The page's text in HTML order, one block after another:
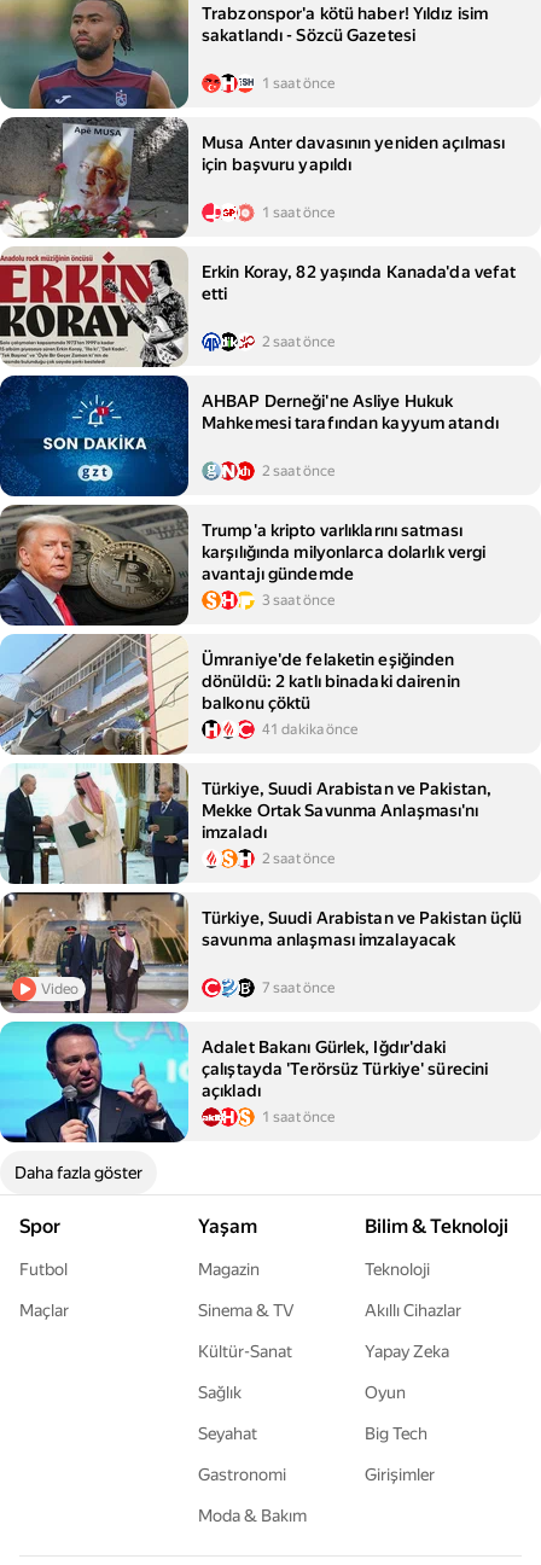
Trabzonspor'a kötü haber! Yıldız isim
sakatlandı - Sözcü Gazetesi
1 saat önce
Musa Anter davasının yeniden açılması
için başvuru yapıldı
1 saat önce
Erkin Koray, 82 yaşında Kanada'da vefat
etti
2 saat önce
AHBAP Derneği'ne Asliye Hukuk
Mahkemesi tarafından kayyum atandı
2 saat önce
Trump'a kripto varlıklarını satması
karşılığında milyonlarca dolarlık vergi
avantajı gündemde
3 saat önce
Ümraniye'de felaketin eşiğinden
dönüldü: 2 katlı binadaki dairenin
balkonu çöktü
41 dakika önce
Türkiye, Suudi Arabistan ve Pakistan,
Mekke Ortak Savunma Anlaşması'nı
imzaladı
2 saat önce
Video
Türkiye, Suudi Arabistan ve Pakistan üçlü
savunma anlaşması imzalayacak
7 saat önce
Adalet Bakanı Gürlek, Iğdır'daki
çalıştayda 'Terörsüz Türkiye' sürecini
açıkladı
1 saat önce
Daha fazla göster
Spor
Futbol
Maçlar
Yaşam
Magazin
Sinema & TV
Kültür-Sanat
Sağlık
Seyahat
Gastronomi
Moda & Bakım
Bilim & Teknoloji
Teknoloji
Akıllı Cihazlar
Yapay Zeka
Oyun
Big Tech
Girişimler